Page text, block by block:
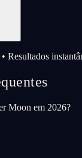
Resultados
Moon em 2026?